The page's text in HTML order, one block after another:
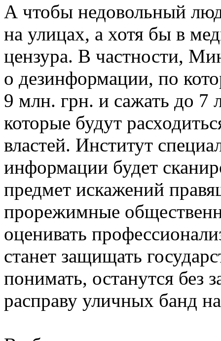
А чтобы недовольный
на улицах, а хотя бы в
цензура. В частности,
о дезинформации, по
9 млн. грн. и сажать до 7
которые будут
властей. Институт
информации будет
предмет искажений
прорежимные
оценивать
станет защищать
понимать, останутся без
расправу уличных банд